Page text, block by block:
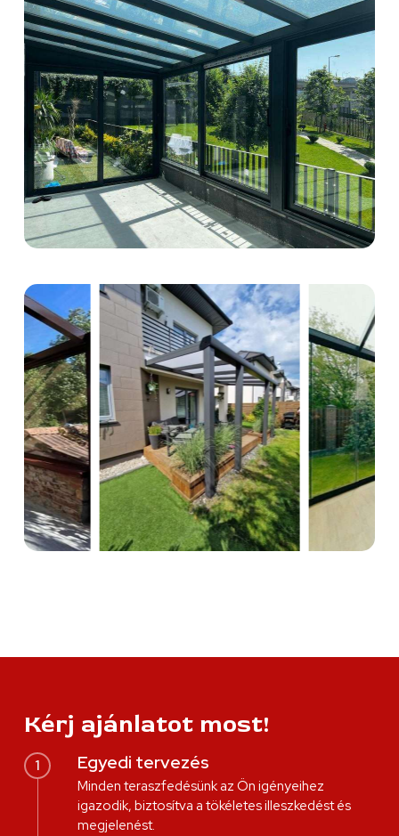
Kérj ajánlatot most!
1 Egyedi tervezés
Minden teraszfedésünk az Ön igényeihez
igazodik, biztosítva a tökéletes illeszkedést és
megjelenést.